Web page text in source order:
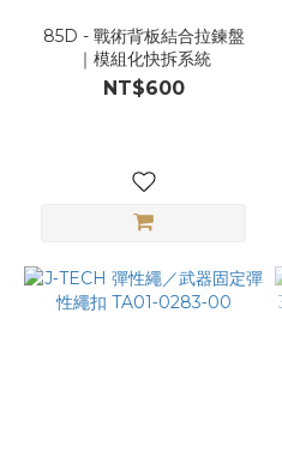
85D - 戰術背板結合拉鍊盤
｜模組化快拆系統
NT$600